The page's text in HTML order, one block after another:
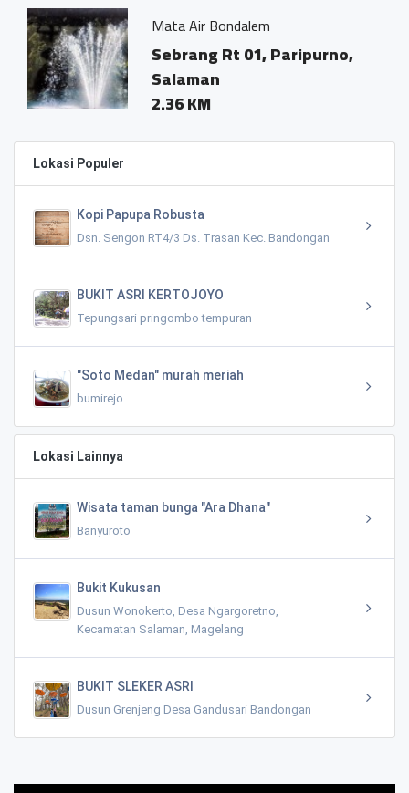
Mata Air Bondalem
Sebrang Rt 01, Paripurno,
Salaman
2.36 KM
Lokasi Populer
Kopi Papupa Robusta
Dsn. Sengon RT4/3 Ds. Trasan Kec. Bandongan
BUKIT ASRI KERTOJOYO
Tepungsari pringombo tempuran
"Soto Medan" murah meriah
bumirejo
Lokasi Lainnya
Wisata taman bunga "Ara Dhana"
Banyuroto
Bukit Kukusan
Dusun Wonokerto, Desa Ngargoretno,
Kecamatan Salaman, Magelang
BUKIT SLEKER ASRI
Dusun Grenjeng Desa Gandusari Bandongan